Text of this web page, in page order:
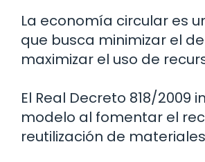
La economía circular es
que busca minimizar el
maximizar el uso de
El Real Decreto 818/2009
modelo al fomentar el
reutilización de